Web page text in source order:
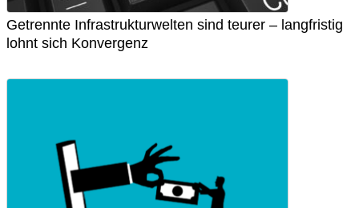
Getrennte Infrastrukturwelten sind teurer – langfristig
lohnt sich Konvergenz